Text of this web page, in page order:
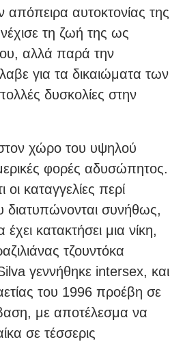
απόπειρα αυτοκτονίας της
τη ζωή της ως
αλλά παρά την
για τα δικαιώματα των
δυσκολίες στην
χώρο του υψηλού
φορές αδυσώπητος.
οι καταγγελίες περί
διατυπώνονται συνήθως,
κατακτήσει μια νίκη,
τζουντόκα
γεννήθηκε intersex, και
του 1996 προέβη σε
με αποτέλεσμα να
σε τέσσερις